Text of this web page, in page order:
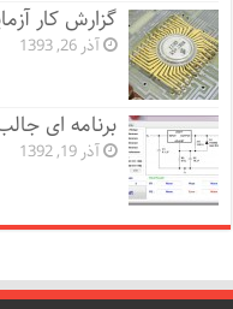
گزارش کار
آذر 26, 1393
برنامه ای
آذر 19, 1392